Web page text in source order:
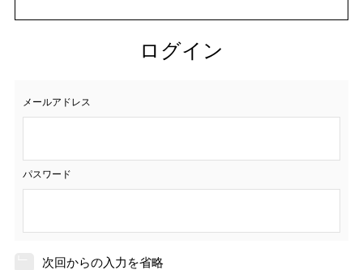
ログイン
メールアドレス
パスワード
次回からの入力を省略